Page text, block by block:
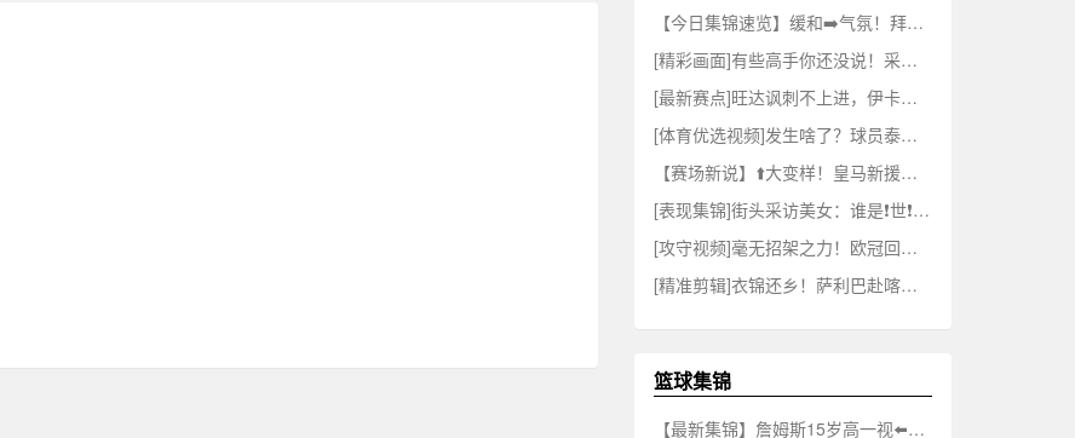
【今日集锦速览】缓和➡️气氛！拜尔试图滚草地来逃避把球踢飞的事✌️实！
[精彩画面]有些高手你还没说！采访沃克：你觉得谁的速度比你快？⬇️
[最新赛点]旺达讽刺不上进，伊卡尔迪随即晒健身视频：把新女❗友当杠铃狂练
[体育优选视频]发生啥了？球员泰勒和加图索发生争吵，直接被加图索赶出训练场！❕
【赛场新说】⬆️大变样！皇马新援库库雷⚾利亚编起脏辫⚾，一改往日蓬蓬头
[表现集锦]街头采访美女：谁是❗世❗界杯最帅的球员？
[攻守视频]毫无招架之力！欧冠回顾：23年皇马2比0完胜⬇️切尔西！
[精准剪辑]衣锦还乡！萨利巴赴喀麦隆看望➡️祖母！
篮球集锦
【最新集锦】詹姆斯15岁高一视⬅️频 ：“长大后，想成为榜样.....